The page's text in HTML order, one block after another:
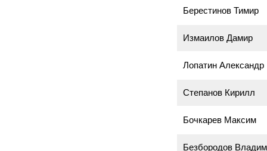
Берестинов Тимир
Измаилов Дамир
Лопатин Александр
Степанов Кирилл
Бочкарев Максим
Безбородов